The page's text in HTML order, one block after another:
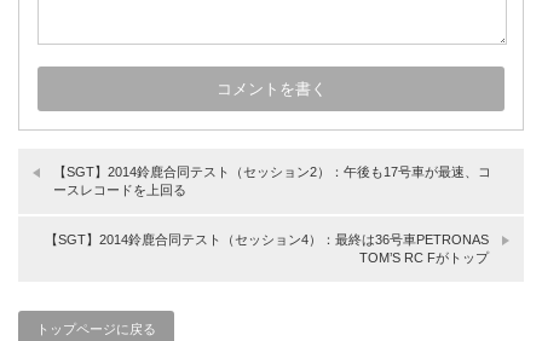
【SGT】2014鈴鹿合同テスト（セッション2）：午後も17号車が最速、コ
ースレコードを上回る
【SGT】2014鈴鹿合同テスト（セッション4）：最終は36号車PETRONAS
TOM’S RC Fがトップ
トップページに戻る